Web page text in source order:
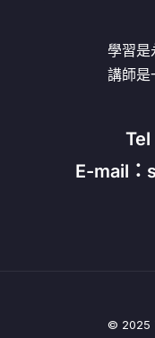
學習是
講師是
Tel
E-mail
© 2025